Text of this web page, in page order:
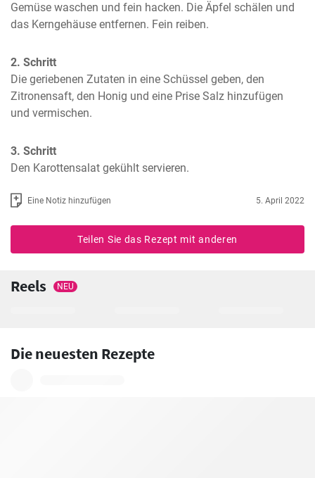
Gemüse waschen und fein hacken. Die Äpfel schälen und
das Kerngehäuse entfernen. Fein reiben.
2. Schritt
Die geriebenen Zutaten in eine Schüssel geben, den
Zitronensaft, den Honig und eine Prise Salz hinzufügen
und vermischen.
3. Schritt
Den Karottensalat gekühlt servieren.
Eine Notiz hinzufügen 5. April 2022
Teilen Sie das Rezept mit anderen
Reels NEU
Die neuesten Rezepte